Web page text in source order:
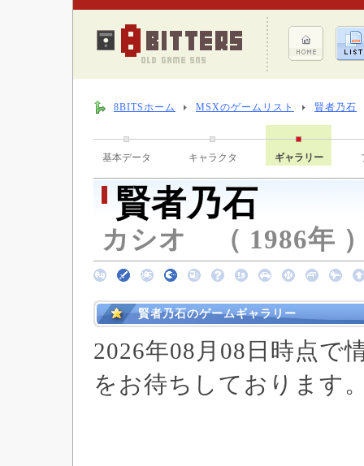
8BITSホーム MSXのゲームリスト 賢者乃石
基本データ キャラクタ ギャラリー
賢者乃石
カシオ （ 1986年
賢者乃石のゲームギャラリー
2026年08月08日時点で
をお待ちしております